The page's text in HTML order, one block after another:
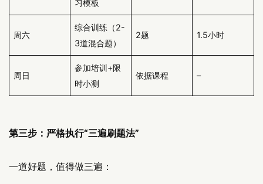
习模板
周六
综合训练（2-
3道混合题）
2题 1.5小时
周日
参加培训+限
时小测
依据课程 –
第三步：严格执行“三遍刷题法”
一道好题，值得做三遍：